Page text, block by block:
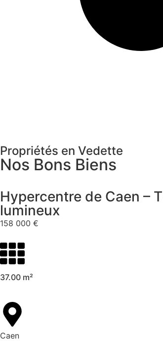
Propriétés en Vedette
Nos Bons Biens
Hypercentre de Caen –
lumineux
158 000 €
37.00 m²
Caen